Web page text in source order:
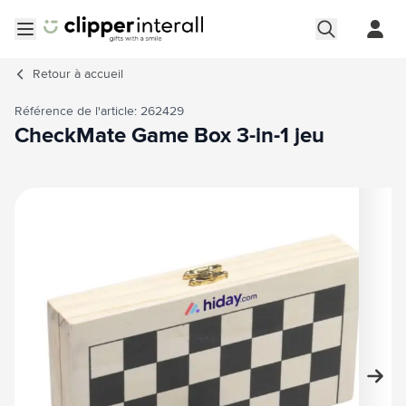
Retour à accueil
Référence de l'article: 262429
CheckMate Game Box 3-in-1 jeu